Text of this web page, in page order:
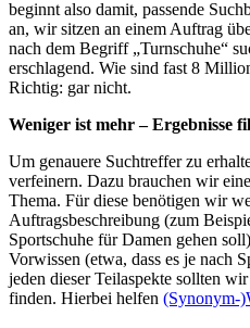
beginnt also damit, passende
an, wir sitzen an einem Auftrag
nach dem Begriff „Turnschuhe“
erschlagend. Wie sind fast 8
Richtig: gar nicht.
Weniger ist mehr – Ergebnisse
Um genauere Suchtreffer zu
verfeinern. Dazu brauchen wir
Thema. Für diese benötigen wir
Auftragsbeschreibung (zum
Sportschuhe für Damen gehen
Vorwissen (etwa, dass es je nach
jeden dieser Teilaspekte sollten
finden. Hierbei helfen (Synonym-